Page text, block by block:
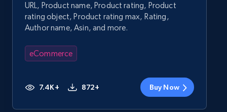
URL, Product name, Product rating, Product
rating object, Product rating max, Rating,
Author name, Asin, and more.
eCommerce
7.4K+ 872+ Buy Now